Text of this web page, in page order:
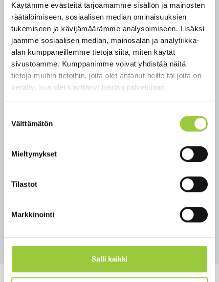
Käytämme evästeitä tarjoamamme sisällön ja mainosten
räätälöimiseen, sosiaalisen median ominaisuuksien
tukemiseen ja kävijämäärämme analysoimiseen. Lisäksi
jaamme sosiaalisen median, mainosalan ja analytiikka-
alan kumppaneillemme tietoja siitä, miten käytät
sivustoamme. Kumppanimme voivat yhdistää näitä
tietoja muihin tietoihin, joita olet antanut heille tai joita on
kerätty, kun olet käyttänyt heidän palvelujaan.
valinta
Välttämätön
Mieltymykset
Tilastot
Markkinointi
Salli kaikki
Tai voit palauttaa sukkamallisi kuvana kunnan
Facebook-sivun villasukkakisan päivityksen kautta
lisäämällä kuva mallistasi kommenttikenttään.
Kisaan osallistuvien toivotaan ehdottavan, mille
taholle kisaan lähetetyt sukkaparit lahjoitetaan
äänestyksen jälkeen.
Kuntalaiset äänestävät kaikista lähetetyistä
kunnan Facebook-sivulla villasukkakisajulkaisuun
käytettäväksi. Lisätietoja Minna Härkönen 044 750
Kaikkien villasukkakisaan osallistuneiden kesken
paltamolaiseen yritykseen!